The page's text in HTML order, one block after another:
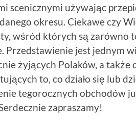
scenicznymi używając
okresu. Ciekawe czy
wśród których są zarówno
Przedstawienie jest jednym
żyjących Polaków, a
to, co działo się lub
tegorocznych obchodów
zapraszamy!